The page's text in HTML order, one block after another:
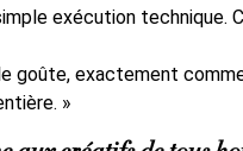
exécution technique.
exactement
»